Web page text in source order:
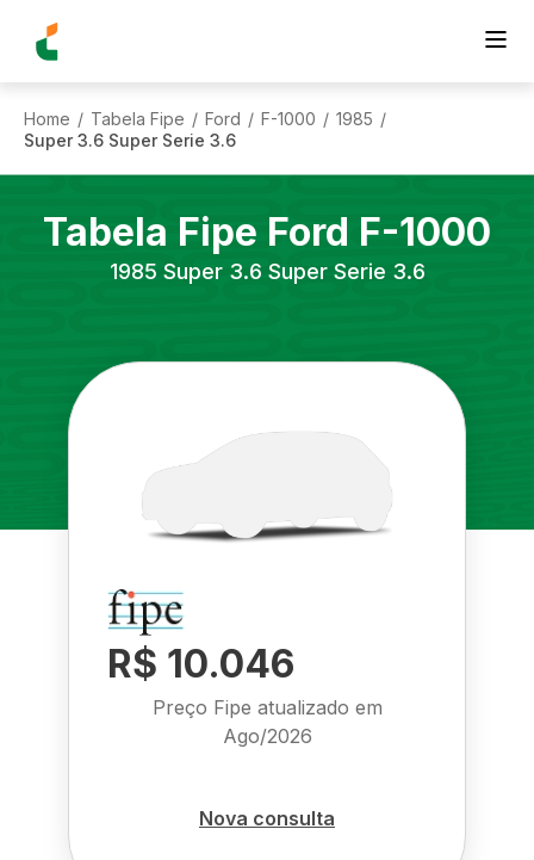
Home / Tabela Fipe / Ford / F-1000 / 1985 /
Super 3.6 Super Serie 3.6
Tabela Fipe Ford F-1000
1985 Super 3.6 Super Serie 3.6
R$ 10.046
Preço Fipe atualizado em
Ago/2026
Nova consulta